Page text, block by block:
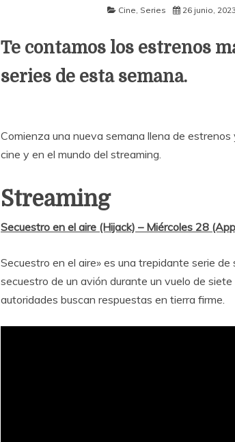
Cine Series 26 junio, 2023
Te contamos los estrenos
series de esta semana.
Comienza una nueva semana llena de
cine y en el mundo del streaming.
Streaming
Secuestro en el aire (Hijack) – Miércoles 28
Secuestro en el aire» es una trepidante serie
secuestro de un avión durante un vuelo de
autoridades buscan respuestas en tierra firme.